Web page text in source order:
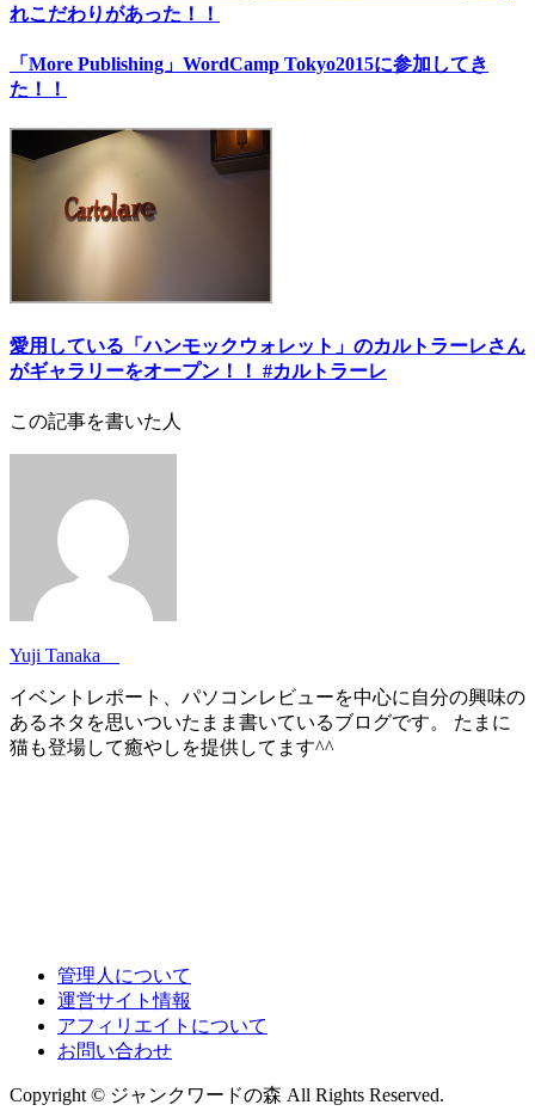
れこだわりがあった！！
「More Publishing」WordCamp Tokyo2015に参加してき
た！！
愛用している「ハンモックウォレット」のカルトラーレさん
がギャラリーをオープン！！ #カルトラーレ
この記事を書いた人
Yuji Tanaka
イベントレポート、パソコンレビューを中心に自分の興味の
あるネタを思いついたまま書いているブログです。 たまに
猫も登場して癒やしを提供してます^^
管理人について
運営サイト情報
アフィリエイトについて
お問い合わせ
Copyright © ジャンクワードの森 All Rights Reserved.